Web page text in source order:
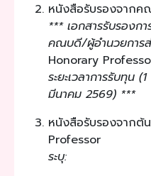
หนังสือรับรองจากค
*** เอกสารรับรองก
คณบดี/ผู้อำนวยการส่
Honorary
ระยะเวลาการรับทุน
มีนาคม 2569) ***
หนังสือรับรองจาก
Professor
ระบุ: